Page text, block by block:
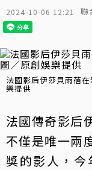
2024-10-06 12:21 聯
法國影后伊莎貝雨蓓
樂提供
法國傳奇影后
不僅是唯一兩
獎的影人，